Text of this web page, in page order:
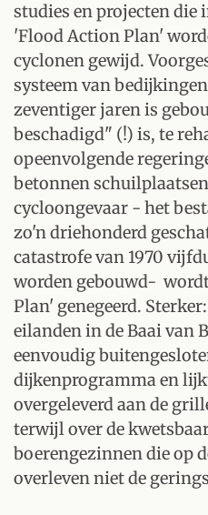
studies en projecten die
'Flood Action Plan'
cyclonen gewijd.
systeem van
zeventiger jaren is
beschadigd" (!) is, te
opeenvolgende
betonnen
cycloongevaar - het
zo'n driehonderd
catastrofe van 1970
worden gebouwd-
Plan' genegeerd.
eilanden in de Baai van
eenvoudig
dijkenprogramma en
overgeleverd aan de
terwijl over de
boerengezinnen die op
overleven niet de